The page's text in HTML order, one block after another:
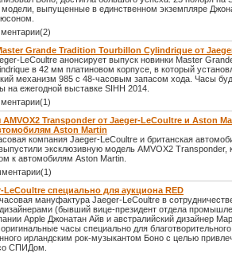
выпущенные в единственном экземпляре
Grande Tradition Tourbillon Cylindrique от
LeCoultre анонсирует выпуск новинки Master
в 42 мм платиновом корпусе, в который
механизм 985 с 48-часовым запасом хода. Часы
на ежегодной выставке SIHH 2014.
Transponder от Jaeger-LeCoultre и Aston
Aston Martin
компания Jaeger-LeCoultre и британская
эксклюзивную модель AMVOX2 Transponder,
к автомобилям Aston Martin.
LeCoultre специально для аукциона RED
мануфактура Jaeger-LeCoultre в
(бывший вице-президент отдела
Apple Джонатан Айв и австралийский дизайнер
часы специально для
ирландским рок-музыкантом Боно с целью
СПИДом.